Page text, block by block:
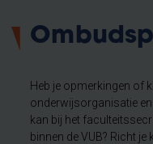
Heb je opmerkingen of
onderwijsorganisatie
kan bij het
binnen de VUB? Richt